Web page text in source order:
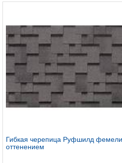
Гибкая черепица Руфшилд
оттенением